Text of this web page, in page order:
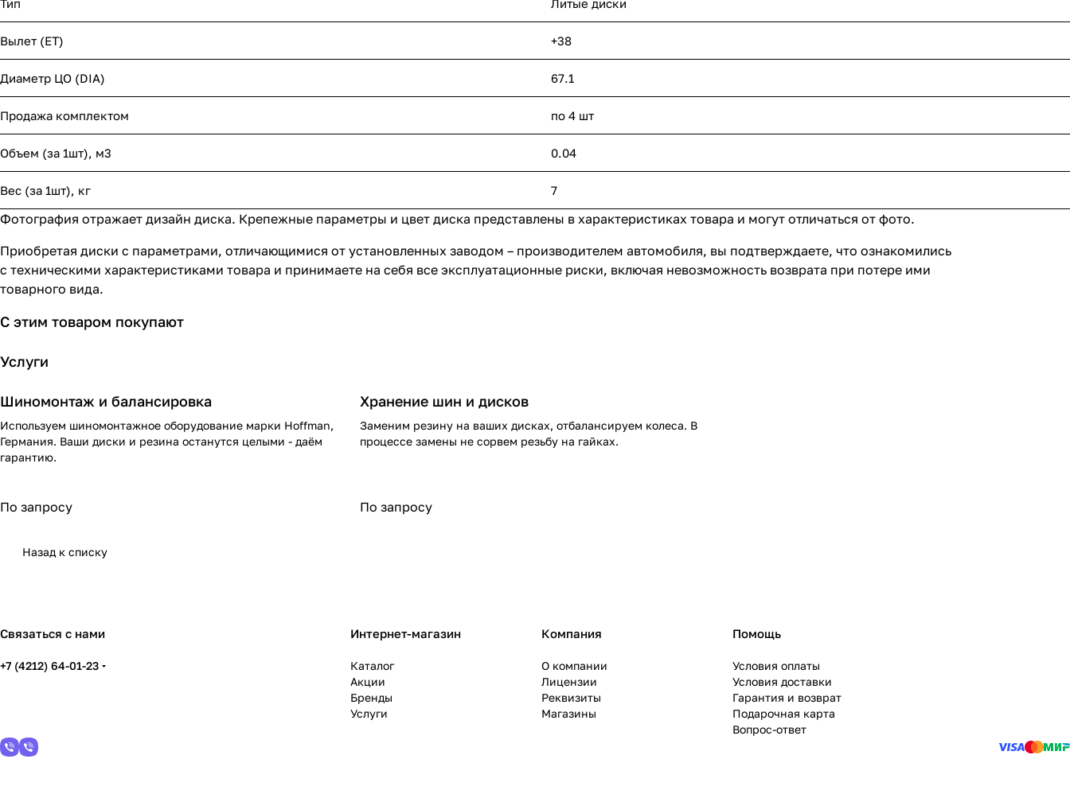
Тип Литые диски
Вылет (ET) +38
Диаметр ЦО (DIA) 67.1
Продажа комплектом по 4 шт
Объем (за 1шт), м3 0.04
Вес (за 1шт), кг 7
Фотография отражает дизайн диска. Крепежные параметры и цвет диска представлены в характеристиках товара и могут отличаться от фото.
Приобретая диски с параметрами, отличающимися от установленных заводом – производителем автомобиля, вы подтверждаете, что ознакомились
с техническими характеристиками товара и принимаете на себя все эксплуатационные риски, включая невозможность возврата при потере ими
товарного вида.
С этим товаром покупают
Услуги
Шиномонтаж и балансировка
Используем шиномонтажное оборудование марки Hoffman,
Германия. Ваши диски и резина останутся целыми - даём
гарантию.
По запросу
Хранение шин и дисков
Заменим резину на ваших дисках, отбалансируем колеса. В
процессе замены не сорвем резьбу на гайках.
По запросу
Назад к списку
Связаться с нами
+7 (4212) 64-01-23
Интернет-магазин
Каталог
Акции
Бренды
Услуги
Компания
О компании
Лицензии
Реквизиты
Магазины
Помощь
Условия оплаты
Условия доставки
Гарантия и возврат
Подарочная карта
Вопрос-ответ